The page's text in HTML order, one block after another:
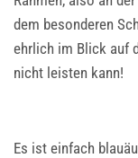
dem besonderen
ehrlich im Blick auf
nicht leisten kann!
Es ist einfach